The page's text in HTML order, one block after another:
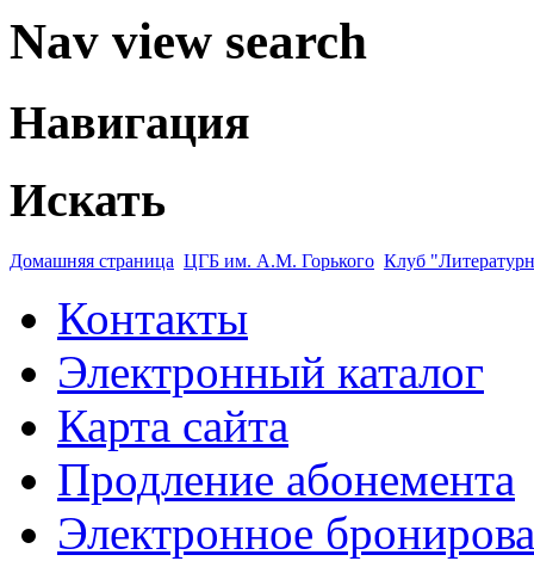
Nav view search
Навигация
Искать
Домашняя страница ЦГБ им. А.М. Горького Клуб
Контакты
Электронный каталог
Карта сайта
Продление абонемента
Электронное